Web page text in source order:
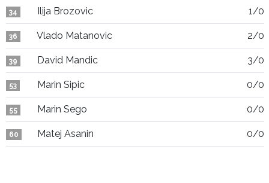
34 Ilija Brozovic 1/0
36 Vlado Matanovic 2/0
39 David Mandic 3/0
53 Marin Sipic 0/0
55 Marin Sego 0/0
60 Matej Asanin 0/0